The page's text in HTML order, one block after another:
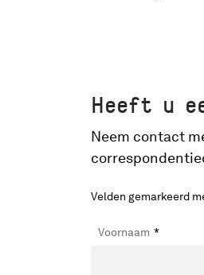
Heeft u
Neem contact
Velden gemarkeerd
Voornaam *